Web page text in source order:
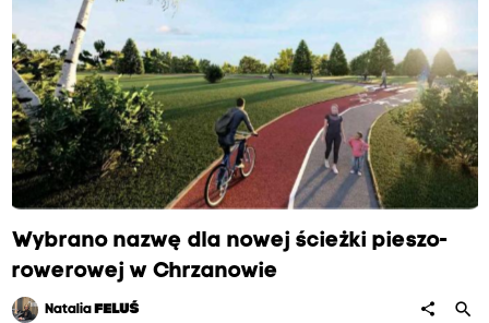
Wybrano nazwę dla nowej ścieżki pieszo-
rowerowej w Chrzanowie
Natalia FELUŚ share search